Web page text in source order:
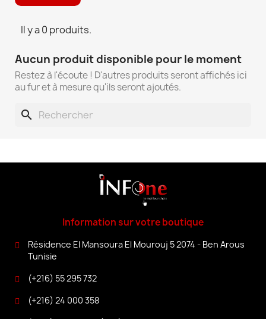
Il y a 0 produits.
Aucun produit disponible pour le moment
Restez à l'écoute ! D'autres produits seront affichés ici
au fur et à mesure qu'ils seront ajoutés.
search
Information sur votre boutique
Résidence El Mansoura El Mourouj 5 2074 - Ben Arous
Tunisie
(+216) 55 295 732
(+216) 24 000 358